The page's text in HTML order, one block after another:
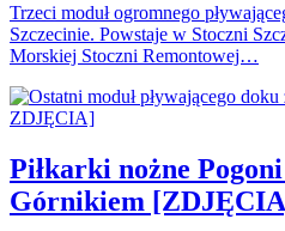
Trzeci moduł ogromnego
Szczecinie. Powstaje w Stoczni
Morskiej Stoczni Remontowej…
Piłkarki nożne
Górnikiem